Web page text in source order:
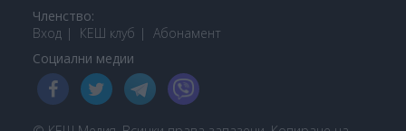
Членство:
Вход
КЕШ клуб Абонамент
Социални медии